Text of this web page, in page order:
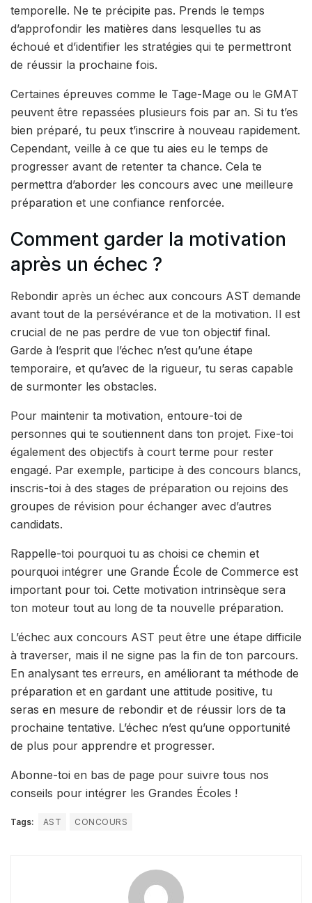
temporelle. Ne te précipite pas. Prends le temps
d’approfondir les matières dans lesquelles tu as
échoué et d’identifier les stratégies qui te permettront
de réussir la prochaine fois.
Certaines épreuves comme le Tage-Mage ou le GMAT
peuvent être repassées plusieurs fois par an. Si tu t’es
bien préparé, tu peux t’inscrire à nouveau rapidement.
Cependant, veille à ce que tu aies eu le temps de
progresser avant de retenter ta chance. Cela te
permettra d’aborder les concours avec une meilleure
préparation et une confiance renforcée.
Comment garder la motivation
après un échec ?
Rebondir après un échec aux concours AST demande
avant tout de la persévérance et de la motivation. Il est
crucial de ne pas perdre de vue ton objectif final.
Garde à l’esprit que l’échec n’est qu’une étape
temporaire, et qu’avec de la rigueur, tu seras capable
de surmonter les obstacles.
Pour maintenir ta motivation, entoure-toi de
personnes qui te soutiennent dans ton projet. Fixe-toi
également des objectifs à court terme pour rester
engagé. Par exemple, participe à des concours blancs,
inscris-toi à des stages de préparation ou rejoins des
groupes de révision pour échanger avec d’autres
candidats.
Rappelle-toi pourquoi tu as choisi ce chemin et
pourquoi intégrer une Grande École de Commerce est
important pour toi. Cette motivation intrinsèque sera
ton moteur tout au long de ta nouvelle préparation.
L’échec aux concours AST peut être une étape difficile
à traverser, mais il ne signe pas la fin de ton parcours.
En analysant tes erreurs, en améliorant ta méthode de
préparation et en gardant une attitude positive, tu
seras en mesure de rebondir et de réussir lors de ta
prochaine tentative. L’échec n’est qu’une opportunité
de plus pour apprendre et progresser.
Abonne-toi en bas de page pour suivre tous nos
conseils pour intégrer les Grandes Écoles !
Tags: AST CONCOURS